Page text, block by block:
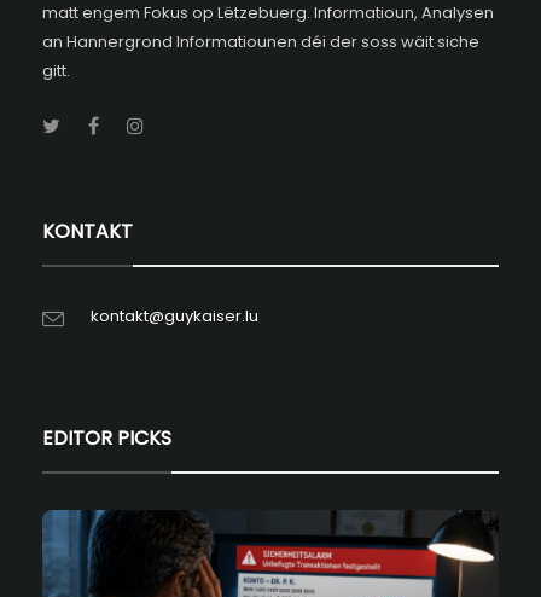
matt engem Fokus op Lëtzebuerg. Informatioun, Analysen
an Hannergrond Informatiounen déi der soss wäit siche
gitt.
KONTAKT
kontakt@guykaiser.lu
EDITOR PICKS